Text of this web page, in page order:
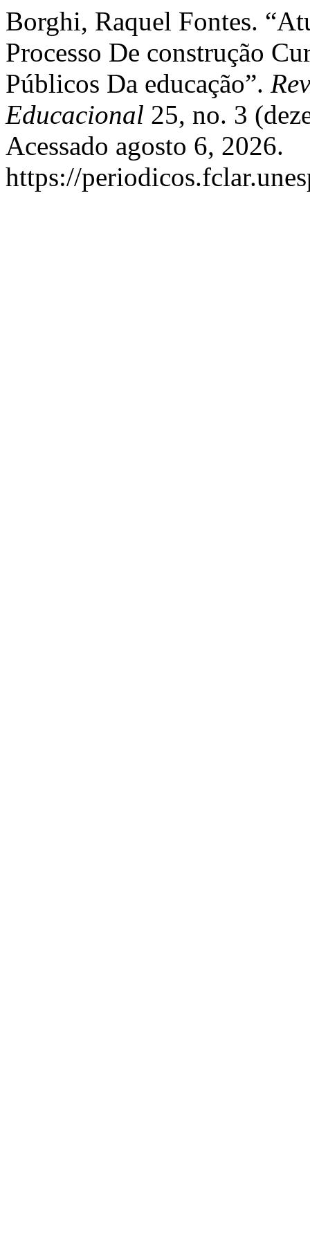
Borghi, Raquel Fontes.
Processo De construção
Públicos Da educação”.
Educacional 25, no. 3
Acessado agosto 6, 2026.
https://